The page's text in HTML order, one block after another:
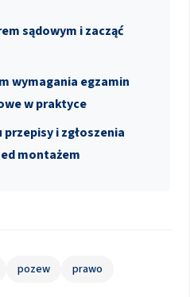
sądowym i zacząć
wymagania egzamin
w praktyce
i zgłoszenia
montażem
pozew prawo